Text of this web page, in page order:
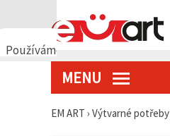
Používáme
MENU
EM ART › Výtvarné potřeby